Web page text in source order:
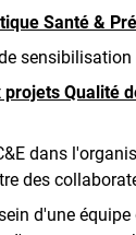
Santé &
Qualité
dans
des
d'une